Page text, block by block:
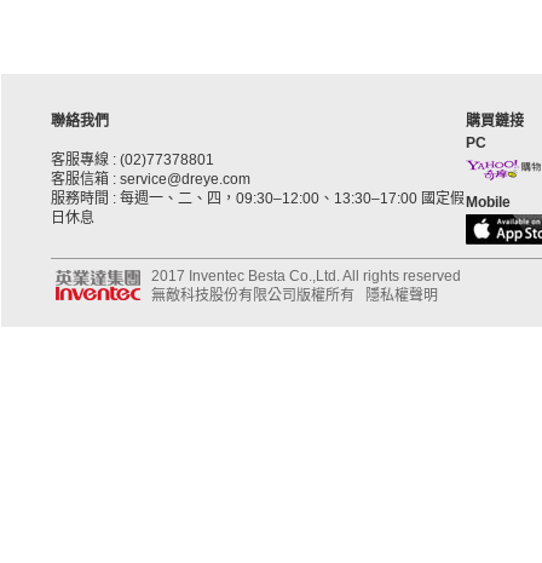
聯絡我們
客服專線 : (02)77378801
客服信箱 : service@dreye.com
服務時間 : 每週一、二、四，09:30–12:00、13:30–17:00 國定假
日休息
購買鏈接
PC
Mobile
2017 Inventec Besta Co.,Ltd. All rights reserved
無敵科技股份有限公司版權所有
隱私權聲明